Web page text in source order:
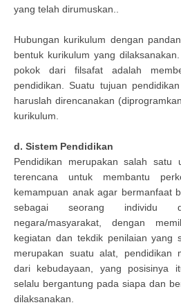
yang telah dirumuskan..
Hubungan kurikulum dengan
bentuk kurikulum yang
pokok dari filsafat adalah
pendidikan. Suatu tujuan
haruslah direncanakan
kurikulum.
d. Sistem Pendidikan
Pendidikan merupakan salah satu
terencana untuk membantu
kemampuan anak agar bermanfaat
sebagai seorang individu
negara/masyarakat, dengan
kegiatan dan tekdik penilaian yang
merupakan suatu alat, pendidikan
dari kebudayaan, yang posisinya
selalu bergantung pada siapa dan
dilaksanakan.